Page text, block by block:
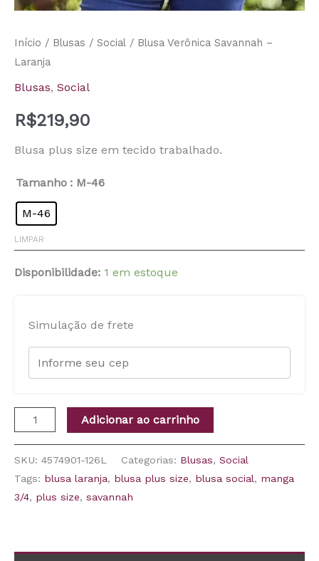
Início / Blusas / Social / Blusa Verônica Savannah –
Laranja
Blusas, Social
R$219,90
Blusa plus size em tecido trabalhado.
Tamanho : M-46
M-46
LIMPAR
Disponibilidade: 1 em estoque
Simulação de frete
Adicionar ao carrinho
SKU: 4574901-126L Categorias: Blusas, Social
Tags: blusa laranja, blusa plus size, blusa social, manga
3/4, plus size, savannah